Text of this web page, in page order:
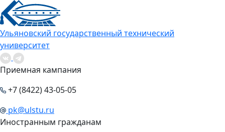
Ульяновский государственный технический
университет
Приемная кампания
+7 (8422) 43-05-05
pk@ulstu.ru
Иностранным гражданам